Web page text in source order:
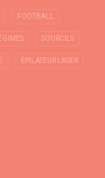
FOOTBALL
SOURCILS
ÉPILATEUR LASER